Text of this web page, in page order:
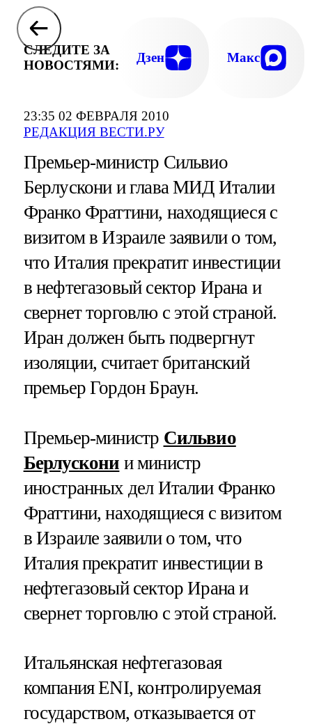
23:35 02 ФЕВРАЛЯ 2010
РЕДАКЦИЯ ВЕСТИ.РУ
СЛЕДИТЕ ЗА
НОВОСТЯМИ:
Дзен Макс
Премьер-министр Сильвио
Берлускони и глава МИД Италии
Франко Фраттини, находящиеся с
визитом в Израиле заявили о том,
что Италия прекратит инвестиции
в нефтегазовый сектор Ирана и
свернет торговлю с этой страной.
Иран должен быть подвергнут
изоляции, считает британский
премьер Гордон Браун.
Премьер-министр Сильвио
Берлускони и министр
иностранных дел Италии Франко
Фраттини, находящиеся с визитом
в Израиле заявили о том, что
Италия прекратит инвестиции в
нефтегазовый сектор Ирана и
свернет торговлю с этой страной.
Итальянская нефтегазовая
компания ENI, контролируемая
государством, отказывается от